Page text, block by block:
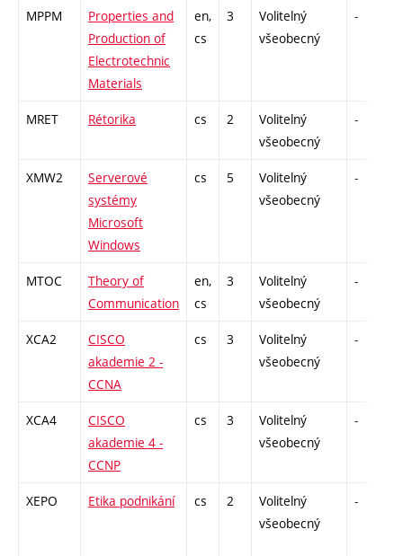
MPPM
Properties and
Production of
Electrotechnic
Materials
en,
cs
3
Volitelný
všeobecný
-
MRET Rétorika cs 2
Volitelný
všeobecný
-
XMW2
Serverové
systémy
Microsoft
Windows
cs 5
Volitelný
všeobecný
-
MTOC
Theory of
Communication
en,
cs
3
Volitelný
všeobecný
-
XCA2
CISCO
akademie 2 -
CCNA
cs 3
Volitelný
všeobecný
-
XCA4
CISCO
akademie 4 -
CCNP
cs 3
Volitelný
všeobecný
-
XEPO Etika podnikání cs 2
Volitelný
všeobecný
-